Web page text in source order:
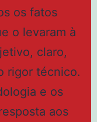
os fatos
o levaram à
claro,
rigor técnico.
e os
aos